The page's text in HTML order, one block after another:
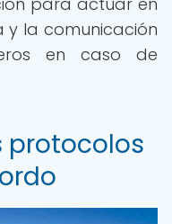
y la comunicación
en caso de
protocolos